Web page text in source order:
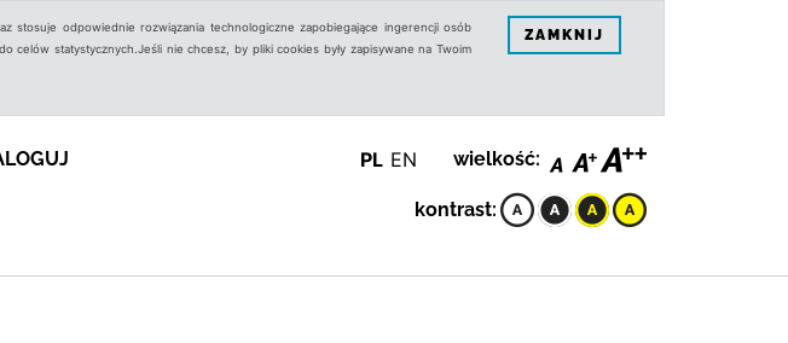
stosuje odpowiednie rozwiązania technologiczne zapobiegające ingerencji osób
statystycznych.Jeśli nie chcesz, by pliki cookies były zapisywane na Twoim
ZAMKNIJ
PL EN wielkość:
kontrast: